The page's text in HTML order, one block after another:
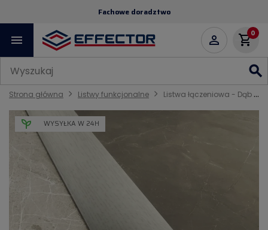
Fachowe doradztwo
menu
search
 shopping_cart0
Strona główna Listwy funkcjonalne Listwa łączeniowa - Dąb wanilia - Samoprzylepne
WYSYŁKA W 24H